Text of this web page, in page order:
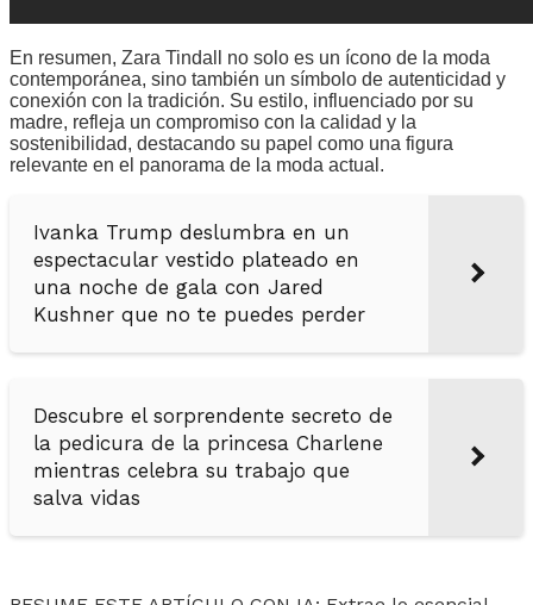
En resumen, Zara Tindall no solo es un ícono de la moda
contemporánea, sino también un símbolo de autenticidad y
conexión con la tradición. Su estilo, influenciado por su
madre, refleja un compromiso con la calidad y la
sostenibilidad, destacando su papel como una figura
relevante en el panorama de la moda actual.
Ivanka Trump deslumbra en un
espectacular vestido plateado en
una noche de gala con Jared
Kushner que no te puedes perder
Descubre el sorprendente secreto de
la pedicura de la princesa Charlene
mientras celebra su trabajo que
salva vidas